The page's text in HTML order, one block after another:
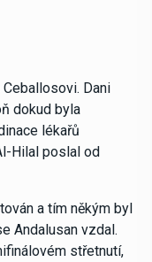
Dani
dokud byla
lékařů
Hilal poslal od
a tím někým byl
Andalusan vzdal.
střetnutí,